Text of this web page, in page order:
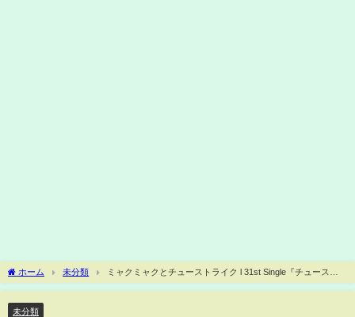
ホーム 未分類
ミャクミャクとチューストライク l 31st Single『チュースト
ライク』#音道楽EXPO
未分類